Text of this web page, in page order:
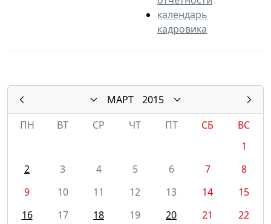
календарь
кадровика
МАРТ
2015
ПН
ВТ СР ЧТ ПТ СБ
ВС
1
2
3 4 5 6 7
8
9
10 11 12 13 14
15
16
17 18 19 20 21
22